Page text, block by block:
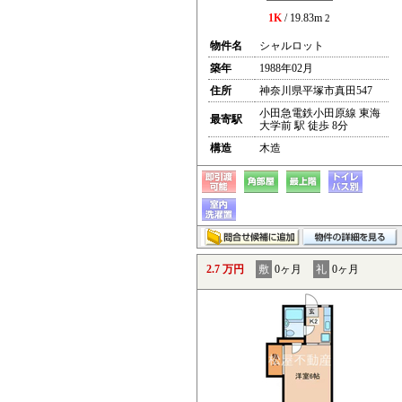
1K/ 19.83m 2
物件名
シャルロット
築年
1988年02月
住所
神奈川県平塚市真田547
最寄駅
小田急電鉄小田原線 東海
大学前 駅 徒歩 8分
構造
木造
2.7 万円 敷 0ヶ月 礼 0ヶ月